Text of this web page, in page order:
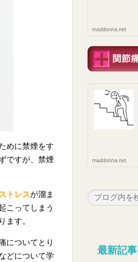
めに禁煙をす
ですが、禁煙
ストレスが溜ま
こってしまう
ます。
についてとり
どについて学
maddonna.net
maddonna.net
最新記事